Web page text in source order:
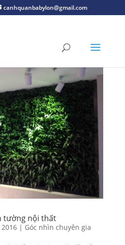
canhquanbabylon@gmail.com
tường nội thất
| Góc nhìn chuyên gia